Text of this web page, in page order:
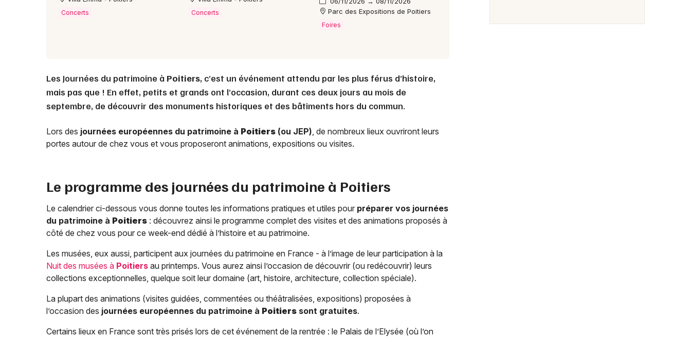
Concerts Concerts
Parc des Expositions de Poitiers
Foires
Les Journées du patrimoine à Poitiers, c’est un événement attendu par les plus férus d’histoire,
mais pas que ! En effet, petits et grands ont l’occasion, durant ces deux jours au mois de
septembre, de découvrir des monuments historiques et des bâtiments hors du commun.
Lors des journées européennes du patrimoine à Poitiers (ou JEP) , de nombreux lieux ouvriront leurs
portes autour de chez vous et vous proposeront animations, expositions ou visites.
Le programme des journées du patrimoine à Poitiers
Le calendrier ci-dessous vous donne toutes les informations pratiques et utiles pour préparer vos journées
du patrimoine à Poitiers : découvrez ainsi le programme complet des visites et des animations proposés à
côté de chez vous pour ce week-end dédié à l’histoire et au patrimoine.
Les musées, eux aussi, participent aux journées du patrimoine en France - à l’image de leur participation à la
Nuit des musées à Poitiers au printemps. Vous aurez ainsi l’occasion de découvrir (ou redécouvrir) leurs
collections exceptionnelles, quelque soit leur domaine (art, histoire, architecture, collection spéciale).
La plupart des animations (visites guidées, commentées ou théâtralisées, expositions) proposées à
l’occasion des journées européennes du patrimoine à Poitiers sont gratuites.
Certains lieux en France sont très prisés lors de cet événement de la rentrée : le Palais de l’Elysée (où l’on